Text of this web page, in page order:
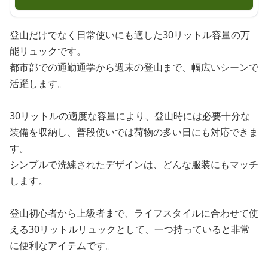
登山だけでなく日常使いにも適した30リットル容量の万
能リュックです。
都市部での通勤通学から週末の登山まで、幅広いシーンで
活躍します。
30リットルの適度な容量により、登山時には必要十分な
装備を収納し、普段使いでは荷物の多い日にも対応できま
す。
シンプルで洗練されたデザインは、どんな服装にもマッチ
します。
登山初心者から上級者まで、ライフスタイルに合わせて使
える30リットルリュックとして、一つ持っていると非常
に便利なアイテムです。